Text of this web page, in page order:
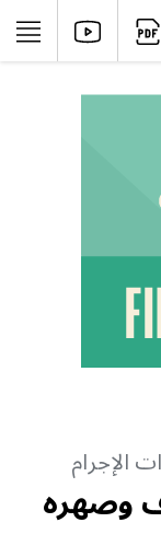
الإجرام
وصهره